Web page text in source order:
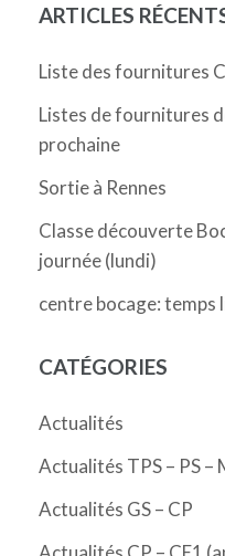
ARTICLES
Liste des fournitures
Listes de fournitures
prochaine
Sortie à Rennes
Classe découverte
journée (lundi)
centre bocage: temps
CATÉGORIES
Actualités
Actualités TPS – PS –
Actualités GS – CP